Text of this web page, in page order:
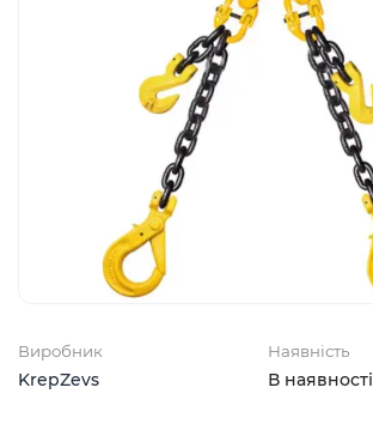
Виробник
KrepZevs
Наявність
В наявності